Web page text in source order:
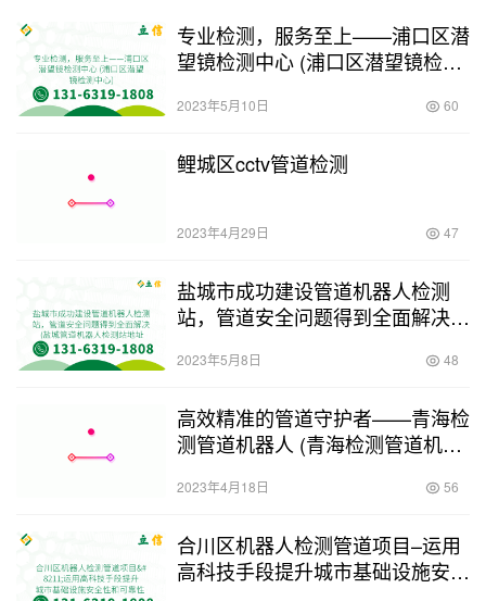
专业检测，服务至上——浦口区潜
望镜检测中心 (浦口区潜望镜检测
2023年5月10日 60
鲤城区cctv管道检测
2023年4月29日 47
盐城市成功建设管道机器人检测
站，管道安全问题得到全面解决
2023年5月8日 48
高效精准的管道守护者——青海检
测管道机器人 (青海检测管道机器
2023年4月18日 56
合川区机器人检测管道项目–运用
高科技手段提升城市基础设施安全